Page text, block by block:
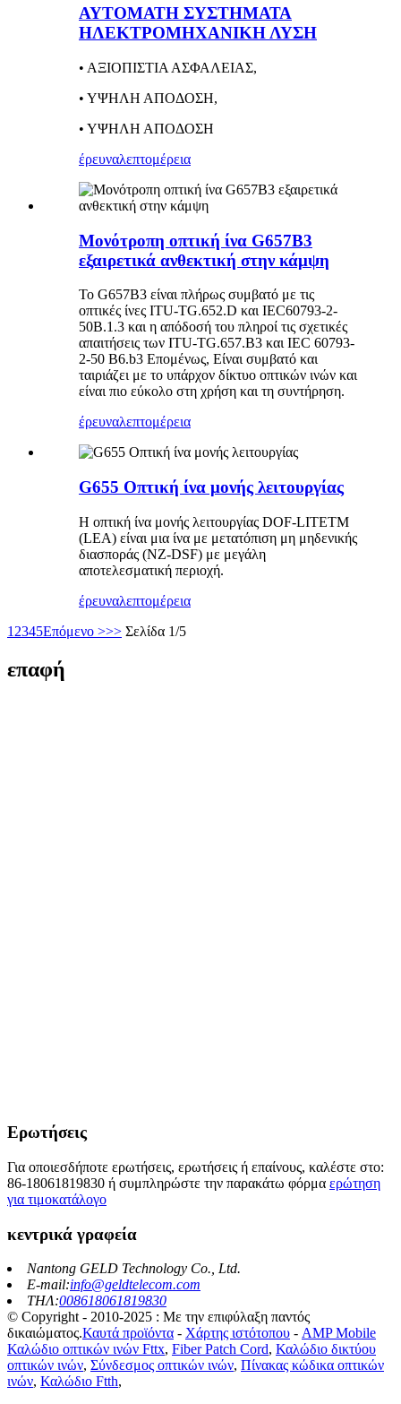
ΑΥΤΟΜΑΤΗ ΣΥΣΤΗΜΑΤΑ
ΗΛΕΚΤΡΟΜΗΧΑΝΙΚΗ ΛΥΣΗ
• ΑΞΙΟΠΙΣΤΙΑ ΑΣΦΑΛΕΙΑΣ,
• ΥΨΗΛΗ ΑΠΟΔΟΣΗ,
• ΥΨΗΛΗ ΑΠΟΔΟΣΗ
έρευναλεπτομέρεια
Μονότροπη οπτική ίνα G657B3
εξαιρετικά ανθεκτική στην κάμψη
Το G657B3 είναι πλήρως συμβατό με τις
οπτικές ίνες ITU-TG.652.D και IEC60793-2-
50B.1.3 και η απόδοσή του πληροί τις σχετικές
απαιτήσεις των ITU-TG.657.B3 και IEC 60793-
2-50 B6.b3 Επομένως, Είναι συμβατό και
ταιριάζει με το υπάρχον δίκτυο οπτικών ινών και
είναι πιο εύκολο στη χρήση και τη συντήρηση.
έρευναλεπτομέρεια
G655 Οπτική ίνα μονής λειτουργίας
Η οπτική ίνα μονής λειτουργίας DOF-LITETM
(LEA) είναι μια ίνα με μετατόπιση μη μηδενικής
διασποράς (NZ-DSF) με μεγάλη
αποτελεσματική περιοχή.
έρευναλεπτομέρεια
1 2345Επόμενο >>> Σελίδα 1/5
επαφή
Ερωτήσεις
Για οποιεσδήποτε ερωτήσεις, ερωτήσεις ή επαίνους, καλέστε στο:
86-18061819830 ή συμπληρώστε την παρακάτω φόρμα ερώτηση
για τιμοκατάλογο
κεντρικά γραφεία
Nantong GELD Technology Co., Ltd.
E-mail:info@geldtelecom.com
ΤΗΛ:008618061819830
© Copyright - 2010-2025 : Με την επιφύλαξη παντός
δικαιώματος.Καυτά προϊόντα - Χάρτης ιστότοπου - AMP Mobile
Καλώδιο οπτικών ινών Fttx, Fiber Patch Cord, Καλώδιο δικτύου
οπτικών ινών, Σύνδεσμος οπτικών ινών, Πίνακας κώδικα οπτικών
ινών, Καλώδιο Ftth,